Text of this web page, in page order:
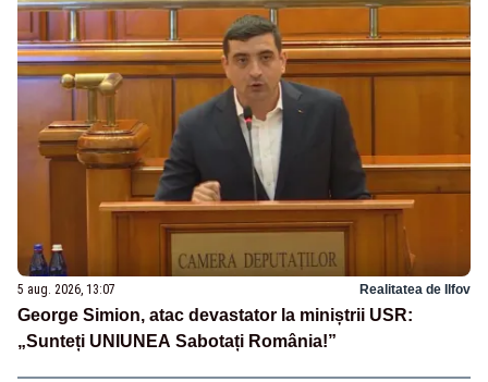
5 aug. 2026, 13:07 Realitatea de Ilfov
George Simion, atac devastator la miniștrii USR:
„Sunteți UNIUNEA Sabotați România!”